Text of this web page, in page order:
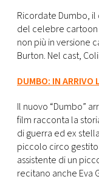
Ricordate Dumbo,
del celebre cartoon
non più in versione
Burton. Nel cast,
DUMBO: IN ARRIVO
Il nuovo “Dumbo”
film racconta la
di guerra ed ex
piccolo circo gestito
assistente di un
recitano anche Eva